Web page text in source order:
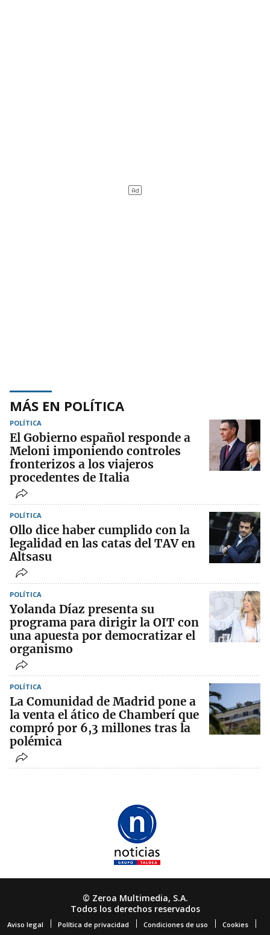
MÁS EN POLÍTICA
POLÍTICA
El Gobierno español responde a
Meloni imponiendo controles
fronterizos a los viajeros
procedentes de Italia
POLÍTICA
Ollo dice haber cumplido con la
legalidad en las catas del TAV en
Altsasu
POLÍTICA
Yolanda Díaz presenta su
programa para dirigir la OIT con
una apuesta por democratizar el
organismo
POLÍTICA
La Comunidad de Madrid pone a
la venta el ático de Chamberí que
compró por 6,3 millones tras la
polémica
© Zeroa Multimedia, S.A.
Todos los derechos reservados
Aviso legal Política de privacidad Condiciones de uso Cookies